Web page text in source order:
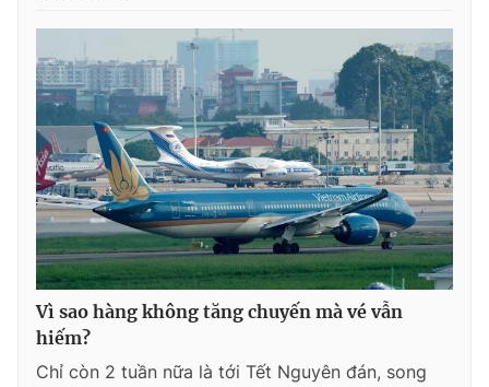
Vì sao hàng không tăng chuyến mà vé vẫn
hiếm?
Chỉ còn 2 tuần nữa là tới Tết Nguyên đán, song